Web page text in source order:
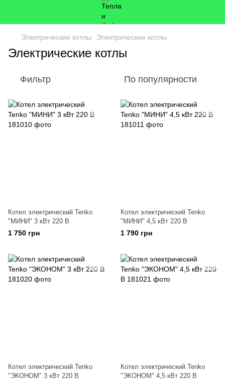
Электрические котлы Электрические котлы
Электрические котлы
Фильтр По популярности
Котел электрический Tenko
"МИНИ" 3 кВт 220 В
1 750 грн
Котел электрический Tenko
"МИНИ" 4,5 кВт 220 В
1 790 грн
Котел электрический Tenko
"ЭКОНОМ" 3 кВт 220 В
Котел электрический Tenko
"ЭКОНОМ" 4,5 кВт 220 В